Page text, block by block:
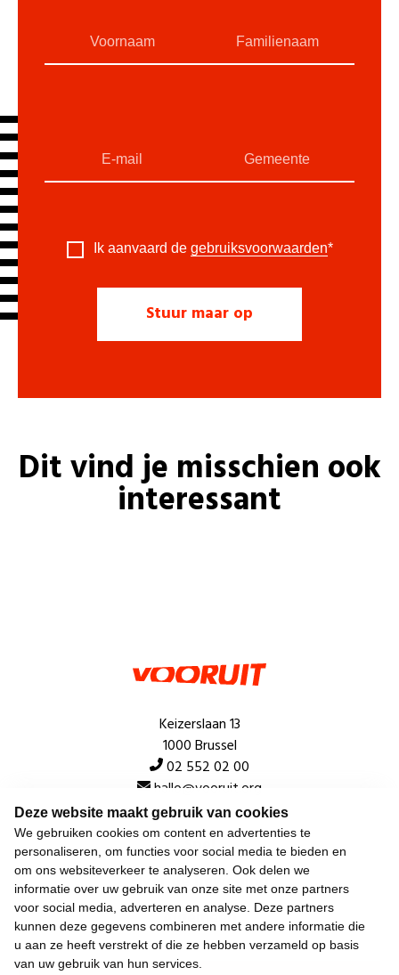
Deze website maakt gebruik van cookies
We gebruiken cookies om content en advertenties te
personaliseren, om functies voor social media te bieden en
om ons websiteverkeer te analyseren. Ook delen we
informatie over uw gebruik van onze site met onze partners
voor social media, adverteren en analyse. Deze partners
kunnen deze gegevens combineren met andere informatie die
u aan ze heeft verstrekt of die ze hebben verzameld op basis
van uw gebruik van hun services.
Ik aanvaard de gebruiksvoorwaarden*
Dit vind je misschien ook
interessant
Keizerslaan 13
1000 Brussel
02 552 02 00
hallo@vooruit.org
Snel
Over de beweging
Algemeen